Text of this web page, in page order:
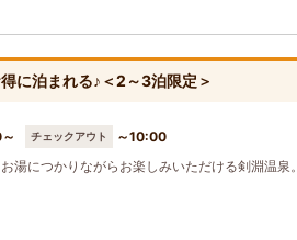
に泊まれる♪＜2～3泊限定＞
チェックアウト
～10:00
湯につかりながらお楽しみいただける剣淵温泉。